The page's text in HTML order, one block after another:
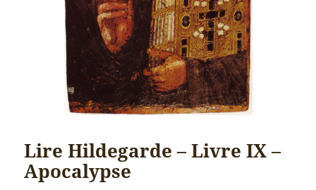
Lire Hildegarde – Livre IX –
Apocalypse